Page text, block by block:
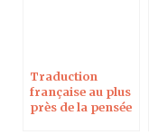
Traduction
française au plus
près de la pensée